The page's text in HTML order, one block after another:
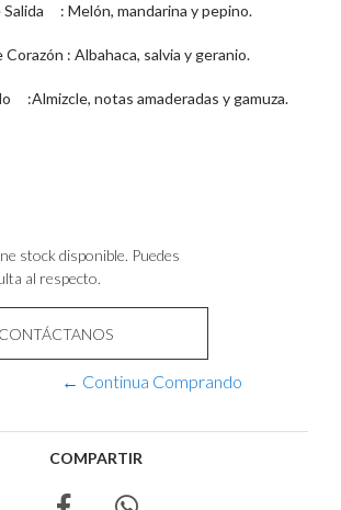
Salida : Melón, mandarina y pepino.
Corazón : Albahaca, salvia y geranio.
:Almizcle, notas amaderadas y gamuza.
stock disponible. Puedes
al respecto.
CONTÁCTANOS
← Continua Comprando
COMPARTIR